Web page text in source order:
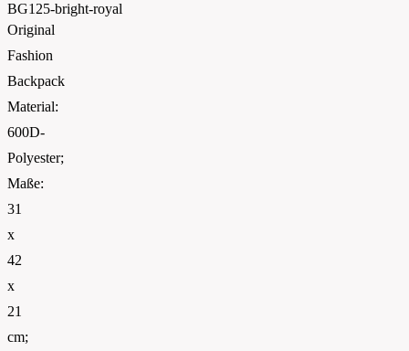
BG125-bright-royal
Original
Fashion
Backpack
Material:
600D-
Polyester;
Maße:
31
x
42
x
21
cm;